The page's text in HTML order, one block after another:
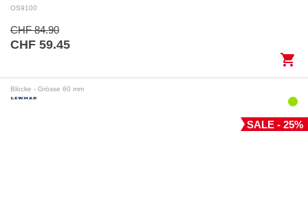
kurzem und kompaktem…
OS9100
CHF 84.90
CHF 59.45
shopping_cart
Blöcke - Grösse 60 mm
SALE - 25%